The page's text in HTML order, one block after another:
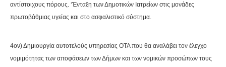
αντίστοιχους πόρους. ‘Ένταξη των Δημοτικών Ιατρείων στις μονάδες
πρωτοβάθμιας υγείας και στο ασφαλιστικό σύστημα.
4ον) Δημιουργία αυτοτελούς υπηρεσίας ΟΤΑ που θα αναλάβει τον έλεγχο
νομιμότητας των αποφάσεων των Δήμων και των νομικών προσώπων τους